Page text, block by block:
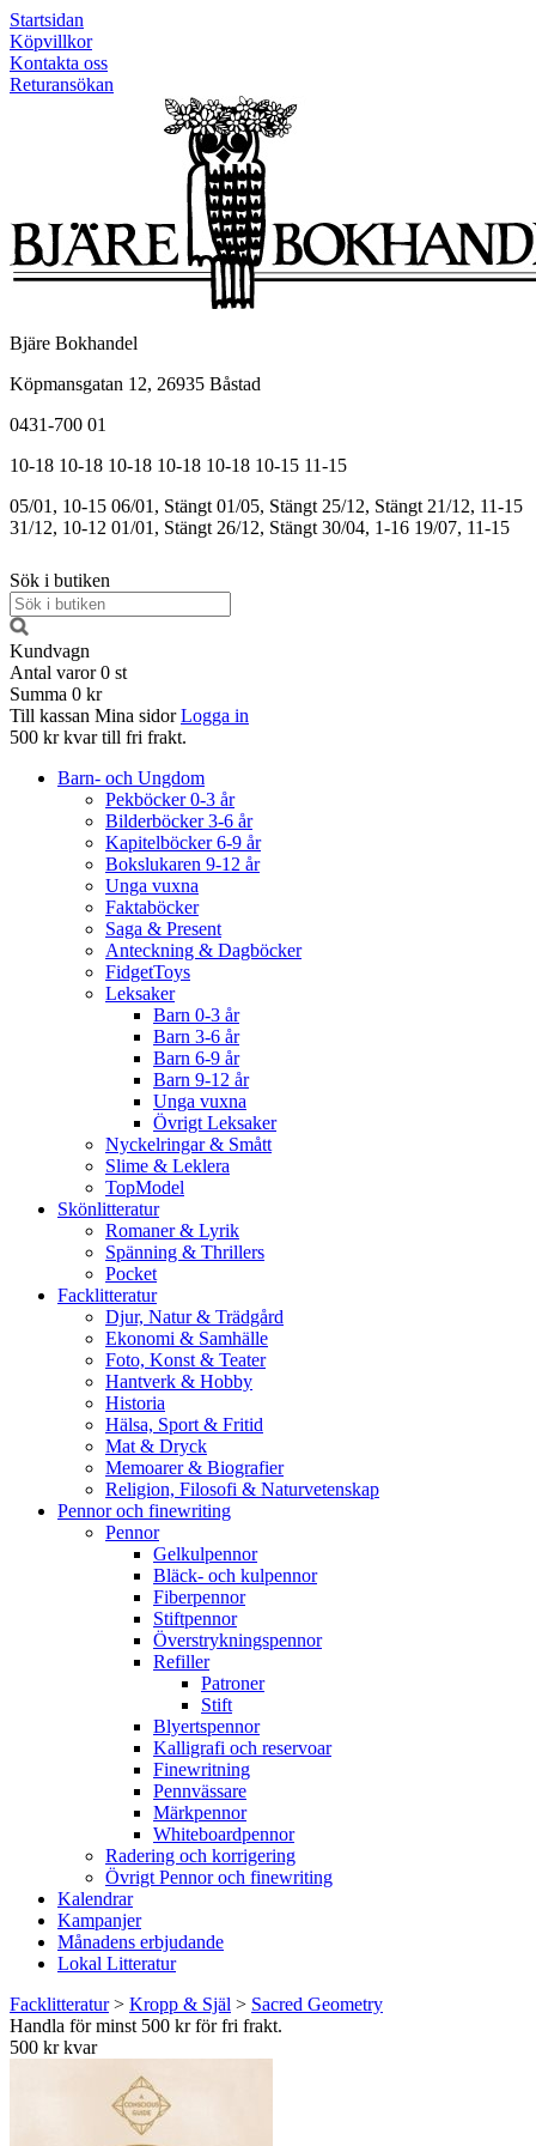
Startsidan
Köpvillkor
Kontakta oss
Returansökan
Bjäre Bokhandel
Köpmansgatan 12, 26935 Båstad
0431-700 01
10-18 10-18 10-18 10-18 10-18 10-15 11-15
05/01, 10-15 06/01, Stängt 01/05, Stängt 25/12, Stängt 21/12, 11-15
31/12, 10-12 01/01, Stängt 26/12, Stängt 30/04, 1-16 19/07, 11-15
Sök i butiken
Kundvagn
Antal varor 0 st
Summa 0 kr
Till kassan Mina sidor Logga in
500 kr kvar till fri frakt.
Barn- och Ungdom
Pekböcker 0-3 år
Bilderböcker 3-6 år
Kapitelböcker 6-9 år
Bokslukaren 9-12 år
Unga vuxna
Faktaböcker
Saga & Present
Anteckning & Dagböcker
FidgetToys
Leksaker
Barn 0-3 år
Barn 3-6 år
Barn 6-9 år
Barn 9-12 år
Unga vuxna
Övrigt Leksaker
Nyckelringar & Smått
Slime & Leklera
TopModel
Skönlitteratur
Romaner & Lyrik
Spänning & Thrillers
Pocket
Facklitteratur
Djur, Natur & Trädgård
Ekonomi & Samhälle
Foto, Konst & Teater
Hantverk & Hobby
Historia
Hälsa, Sport & Fritid
Mat & Dryck
Memoarer & Biografier
Religion, Filosofi & Naturvetenskap
Pennor och finewriting
Pennor
Gelkulpennor
Bläck- och kulpennor
Fiberpennor
Stiftpennor
Överstrykningspennor
Refiller
Patroner
Stift
Blyertspennor
Kalligrafi och reservoar
Finewritning
Pennvässare
Märkpennor
Whiteboardpennor
Radering och korrigering
Övrigt Pennor och finewriting
Kalendrar
Kampanjer
Månadens erbjudande
Lokal Litteratur
Facklitteratur> Kropp & Själ > Sacred Geometry
Handla för minst 500 kr för fri frakt.
500 kr kvar